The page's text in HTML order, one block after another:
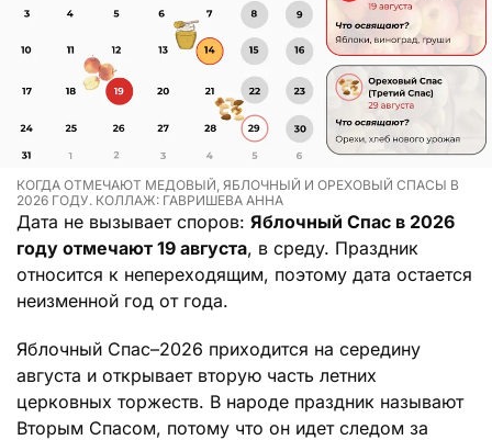
КОГДА ОТМЕЧАЮТ МЕДОВЫЙ, ЯБЛОЧНЫЙ И ОРЕХОВЫЙ СПАСЫ В
2026 ГОДУ. КОЛЛАЖ: ГАВРИШЕВА АННА
Дата не вызывает споров: Яблочный Спас в 2026
году отмечают 19 августа, в среду. Праздник
относится к непереходящим, поэтому дата остается
неизменной год от года.
Яблочный Спас–2026 приходится на середину
августа и открывает вторую часть летних
церковных торжеств. В народе праздник называют
Вторым Спасом, потому что он идет следом за